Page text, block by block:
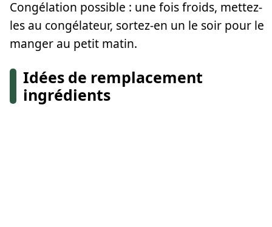
Congélation possible : une fois froids, mettez-
les au congélateur, sortez-en un le soir pour le
manger au petit matin.
Idées de remplacement
ingrédients